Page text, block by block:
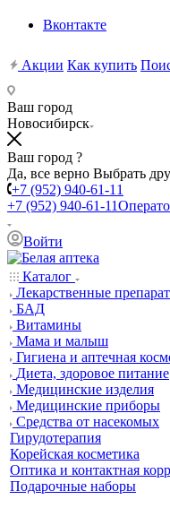
Вконтакте
Акции Как купить
Ваш город
Новосибирск
Ваш город ?
Да, все верно Выбрать
+7 (952) 940-61-11
+7 (952) 940-61-11
Войти
Каталог
Лекарственные
БАД
Витамины
Мама и малыш
Гигиена и аптечная
Диета, здоровое питание
Медицинские изделия
Медицинские приборы
Средства от насекомых
Гирудотерапия
Корейская косметика
Оптика и контактная
Подарочные наборы